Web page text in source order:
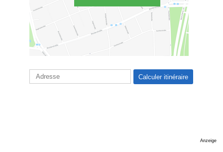
Anzeige